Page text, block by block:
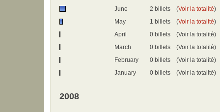
June
2 billets (Voir la totalité)
May
1 billets (Voir la totalité)
April
0 billets
(Voir la totalité)
March
0 billets
(Voir la totalité)
February
0 billets
(Voir la totalité)
January
0 billets (Voir la totalité)
2008